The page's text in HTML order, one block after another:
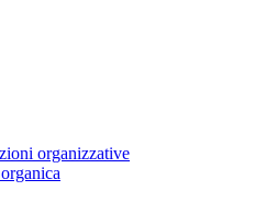
organizzative